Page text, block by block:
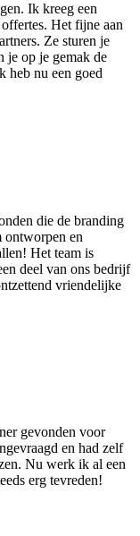
Ik kreeg een
Het fijne aan
Ze sturen je
je op je gemak de
heb nu een goed
die de branding
ontworpen en
Het team is
deel van ons bedrijf
vriendelijke
gevonden voor
en had zelf
Nu werk ik al een
erg tevreden!